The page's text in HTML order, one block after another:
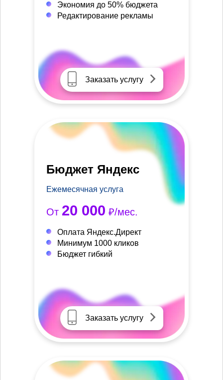
Экономия до 50% бюджета
Редактирование рекламы
Заказать услугу
Бюджет Яндекс
Ежемесячная услуга
От 20 000 ₽/мес.
Оплата Яндекс.Директ
Минимум 1000 кликов
Бюджет гибкий
Заказать услугу